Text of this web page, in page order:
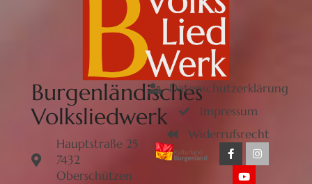
Burgenländisches
Volksliedwerk
Hauptstraße 25
7432
Oberschützen
Datenschutzerklärung
Impressum
Widerrufsrecht